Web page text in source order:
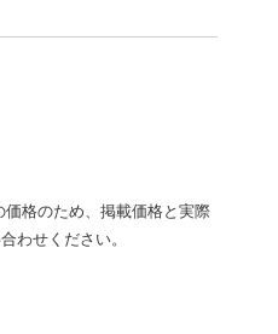
格のため、掲載価格と実際
わせください。